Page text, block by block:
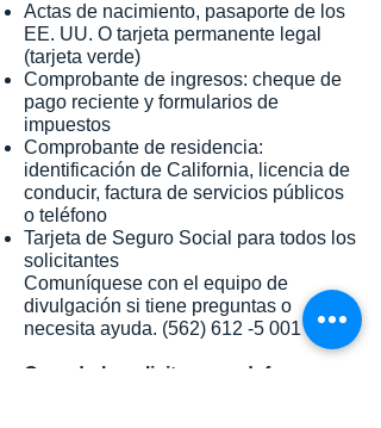
Actas de nacimiento, pasaporte de los
EE. UU. O tarjeta permanente legal
(tarjeta verde)
Comprobante de ingresos: cheque de
pago reciente y formularios de
impuestos
Comprobante de residencia:
identificación de California, licencia de
conducir, factura de servicios públicos
o teléfono
Tarjeta de Seguro Social para todos los
solicitantes
Comuníquese con el equipo de
divulgación si tiene preguntas o
necesita ayuda. (562) 612 -5 001
Cuando lo soliciten sus defensores,